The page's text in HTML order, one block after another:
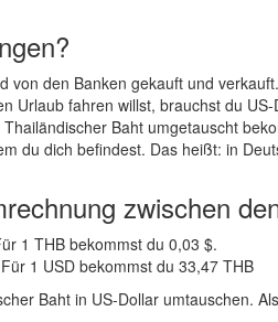
von den Banken gekauft und
Urlaub fahren willst, brauchst du
Baht umgetauscht
du dich befindest. Das heißt: in
zwischen
1 THB bekommst du 0,03 $.
1 USD bekommst du 33,47 THB
Baht in US-Dollar umtauschen.